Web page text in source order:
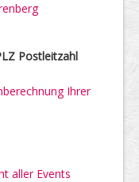
Postleitzahl
Ihrer
aller Events